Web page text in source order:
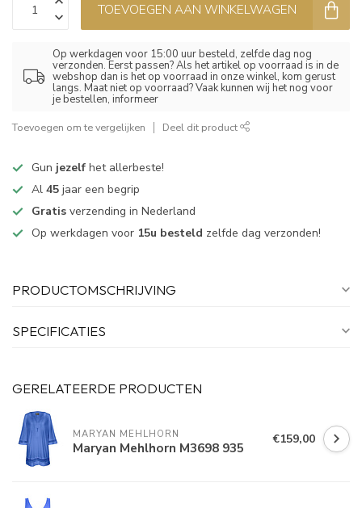
TOEVOEGEN AAN WINKELWAGEN
Op werkdagen voor 15:00 uur besteld, zelfde dag nog
verzonden. Eerst passen? Als het artikel op voorraad is in de
webshop dan is het op voorraad in onze winkel, kom gerust
langs. Maat niet op voorraad? Vaak kunnen wij het nog voor
je bestellen, informeer
Toevoegen om te vergelijken Deel dit product
Gun jezelf het allerbeste!
Al 45 jaar een begrip
Gratis verzending in Nederland
Op werkdagen voor 15u besteld zelfde dag verzonden!
PRODUCTOMSCHRIJVING
SPECIFICATIES
GERELATEERDE PRODUCTEN
MARYAN MEHLHORN
Maryan Mehlhorn M3698 935 €159,00